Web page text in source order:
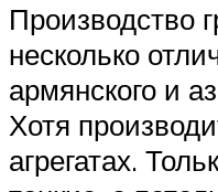
Производство
несколько
армянского и
Хотя
агрегатах.